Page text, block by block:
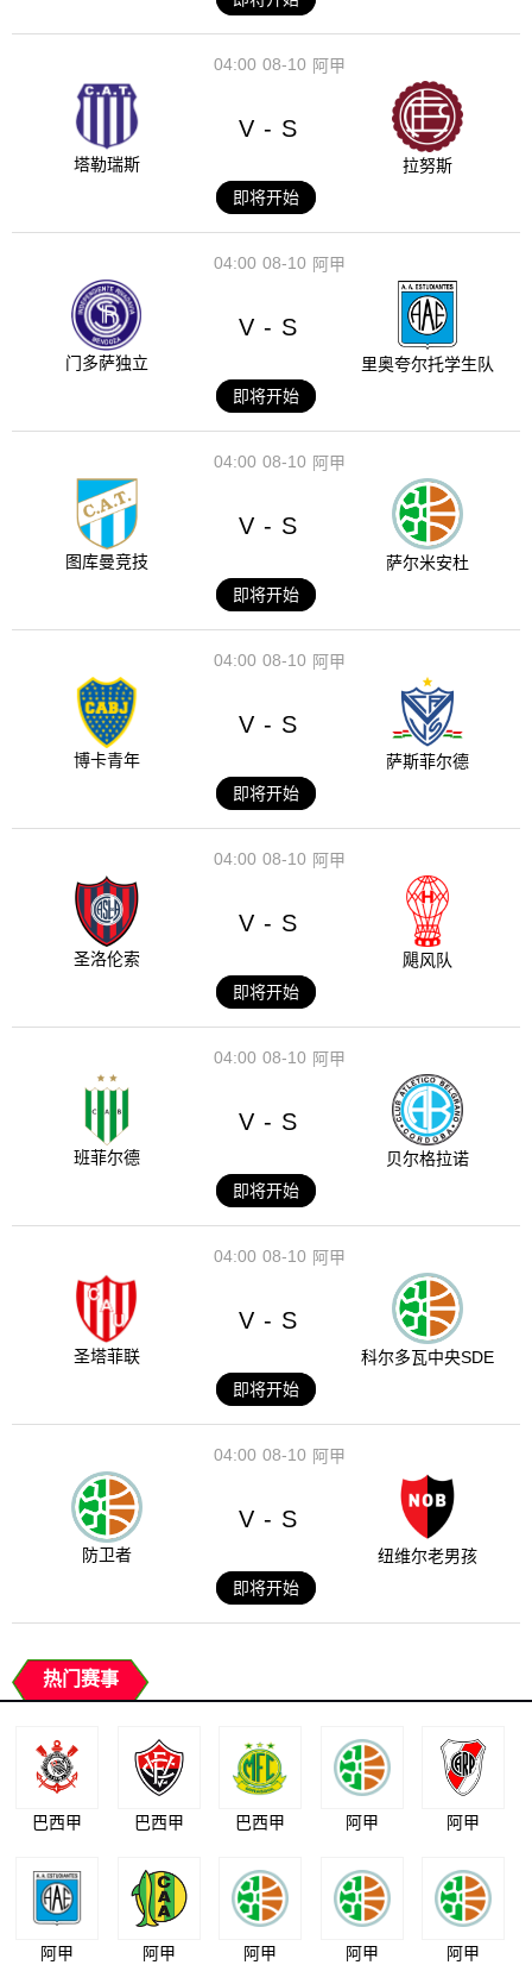
08-10
04:00 阿甲
塔勒瑞斯
V - S
拉努斯
即将开始
08-10
04:00 阿甲
门多萨独立
V - S
里奥夸尔托学生队
即将开始
08-10
04:00 阿甲
图库曼竞技
V - S
萨尔米安杜
即将开始
08-10
04:00 阿甲
博卡青年
V - S
萨斯菲尔德
即将开始
08-10
04:00 阿甲
圣洛伦索
V - S
飓风队
即将开始
08-10
04:00 阿甲
班菲尔德
V - S
贝尔格拉诺
即将开始
08-10
04:00 阿甲
圣塔菲联
V - S
科尔多瓦中央SDE
即将开始
08-10
04:00 阿甲
防卫者
V - S
纽维尔老男孩
即将开始
热门赛事
巴西甲 巴西甲 巴西甲 阿甲 阿甲
阿甲 阿甲 阿甲 阿甲 阿甲